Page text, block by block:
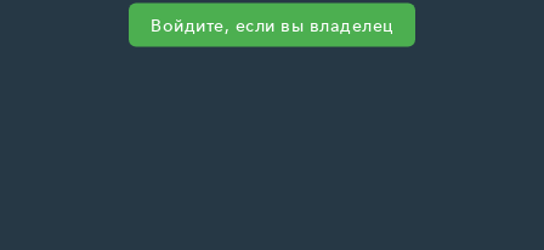
Войдите, если вы владелец